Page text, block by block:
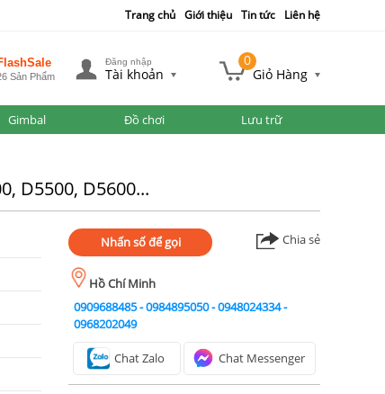
Trang chủ Giới thiệu Tin tức Liên hệ
Sản Phẩm
Đăng nhập
Tài khoản
0
Giỏ Hàng
Gimbal Đồ chơi Lưu trữ
D5500, D5600...
Nhấn số để gọi Chia sẻ
Hồ Chí Minh
0909688485-0984895050-0948024334-
0968202049
Chat Zalo Chat Messenger